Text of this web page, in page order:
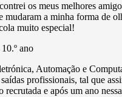
os meus melhores
mudaram a minha forma de
muito especial!
10.º ano
Automação e
profissionais, tal que
e após um ano